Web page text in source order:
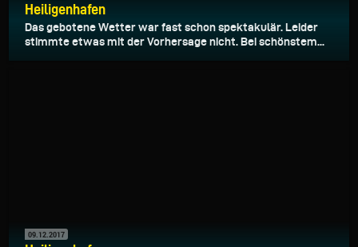
Heiligenhafen
Das gebotene Wetter war fast schon spektakulär. Leider
stimmte etwas mit der Vorhersage nicht. Bei schönstem...
09.12.2017